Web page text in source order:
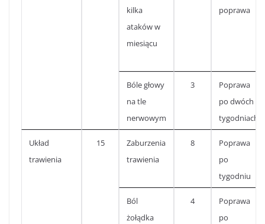
kilka
ataków w
miesiącu
poprawa
Bóle głowy
na tle
nerwowym
3
Poprawa
po dwóch
tygodniach
Układ
trawienia
15
Zaburzenia
trawienia
8
Poprawa
po
tygodniu
Ból
żołądka
4
Poprawa
po